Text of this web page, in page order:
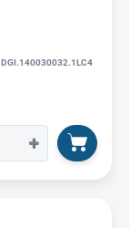
DGI.140030032.1LC4
+